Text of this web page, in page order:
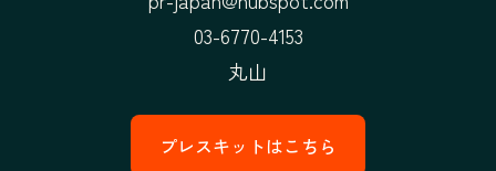
03-6770-4153
丸山
プレスキットはこちら